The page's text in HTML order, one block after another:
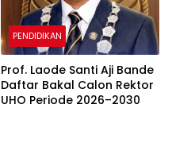
PENDIDIKAN
Prof. Laode Santi Aji Bande
Daftar Bakal Calon Rektor
UHO Periode 2026–2030